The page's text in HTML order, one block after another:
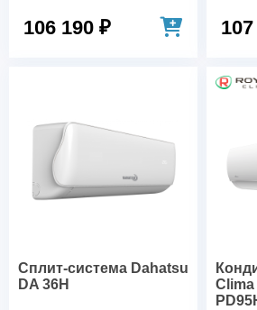
106 190 ₽
Сплит-система Dahatsu
DA 36H